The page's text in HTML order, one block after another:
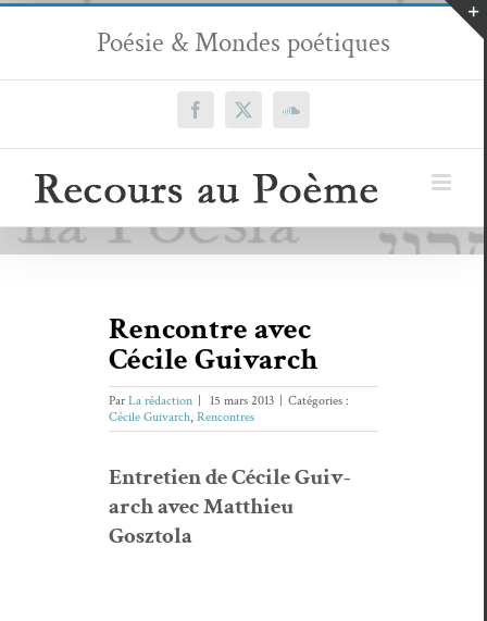
Passer
contenu
Poésie & Mondes poétiques
Facebook
X SoundCloud
Rencontre avec
Cécile Guivarch
ParLa rédaction 15 mars 2013
Catégories :
Cécile Guivarch, Rencontres
Entre­tien de Cécile Guiv­
arch avec Matthieu
Gosztola